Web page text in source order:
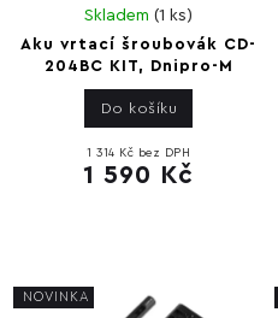
Aku vrtací šroubovák CD-
204BC KIT, Dnipro-M
Skladem(1 ks)
1 314 Kč bez DPH
1 590 Kč
Do košíku
NOVINKA